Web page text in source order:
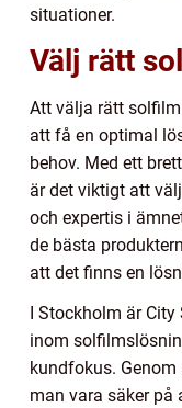
situationer.
Välj rätt
Att välja rätt
att få en optimal
behov. Med ett
är det viktigt att
och expertis i
de bästa
att det finns en
I Stockholm är
inom
kundfokus.
man vara säker